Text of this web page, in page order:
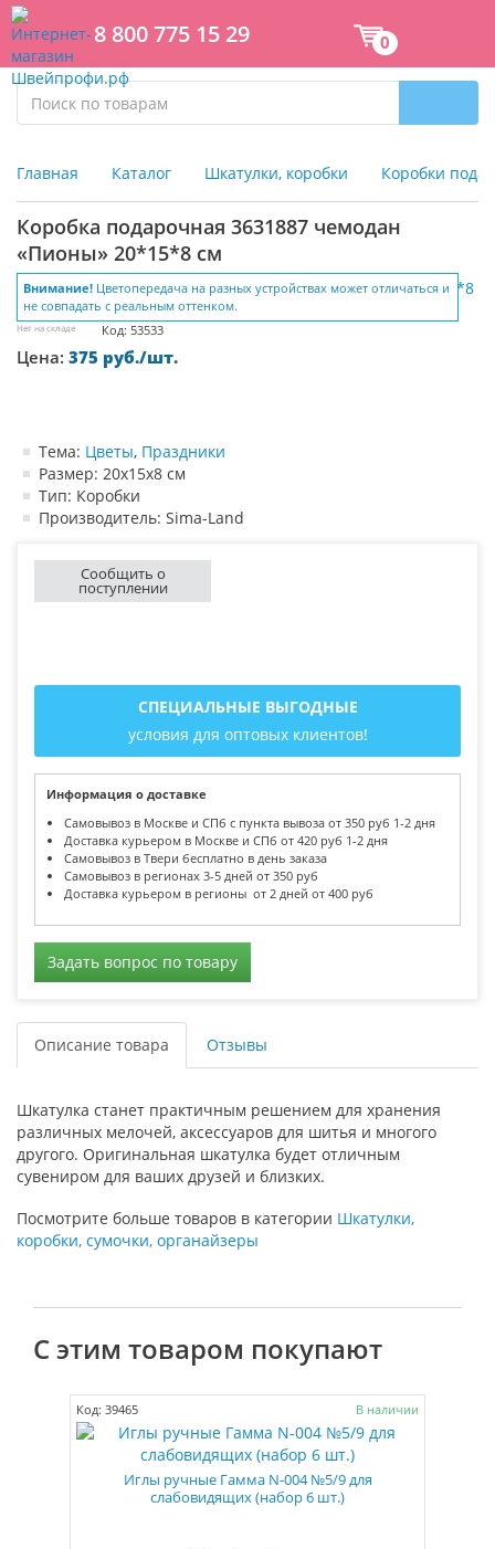
8 800 775 15 29 0
Главная Каталог Шкатулки, коробки Коробки
Коробка подарочная 3631887 чемодан
«Пионы» 20*15*8 см
Внимание! Цветопередача на разных устройствах может отличаться и
не совпадать с реальным оттенком.
Нет на складе Код: 53533
Цена: 375 руб./шт.
Тема: Цветы, Праздники
Размер: 20х15х8 см
Тип: Коробки
Производитель: Sima-Land
Сообщить о
поступлении
СПЕЦИАЛЬНЫЕ ВЫГОДНЫЕ
условия для оптовых клиентов!
Информация о доставке
Самовывоз в Москве и СПб с пункта вывоза от 350 руб 1-2 дня
Доставка курьером в Москве и СПб от 420 руб 1-2 дня
Самовывоз в Твери бесплатно в день заказа
Самовывоз в регионах 3-5 дней от 350 руб
Доставка курьером в регионы от 2 дней от 400 руб
Задать вопрос по товару
Описание товара Отзывы
Шкатулка станет практичным решением для хранения
различных мелочей, аксессуаров для шитья и многого
другого. Оригинальная шкатулка будет отличным
сувениром для ваших друзей и близких.
Посмотрите больше товаров в категории Шкатулки,
коробки, сумочки, органайзеры
С этим товаром покупают
Код: 39465 В наличии
Иглы ручные Гамма N-004 №5/9 для
слабовидящих (набор 6 шт.)